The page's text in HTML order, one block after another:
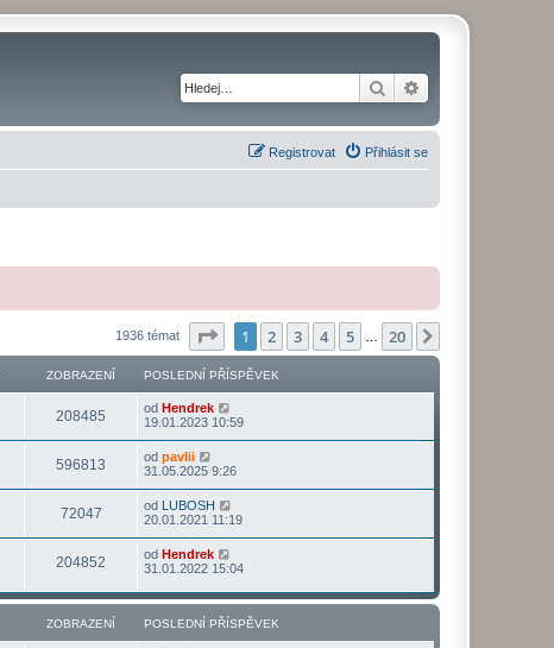
Hledat
Přihlásit se
Registrovat
1936 témat Stránka z
1 2 3 4 5 20
ZOBRAZENÍ POSLEDNÍ PŘÍSPĚVEK
208485 od Hendrek
19.01.2023 10:59
596813 od pavlii
31.05.2025 9:26
72047 od LUBOSH
20.01.2021 11:19
204852 od Hendrek
31.01.2022 15:04
ZOBRAZENÍ POSLEDNÍ PŘÍSPĚVEK